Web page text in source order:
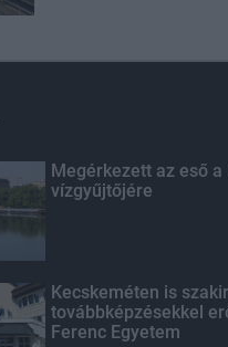
Megérkezett az eső a
vízgyűjtőjére
Kecskeméten is
továbbképzésekkel
Ferenc Egyetem